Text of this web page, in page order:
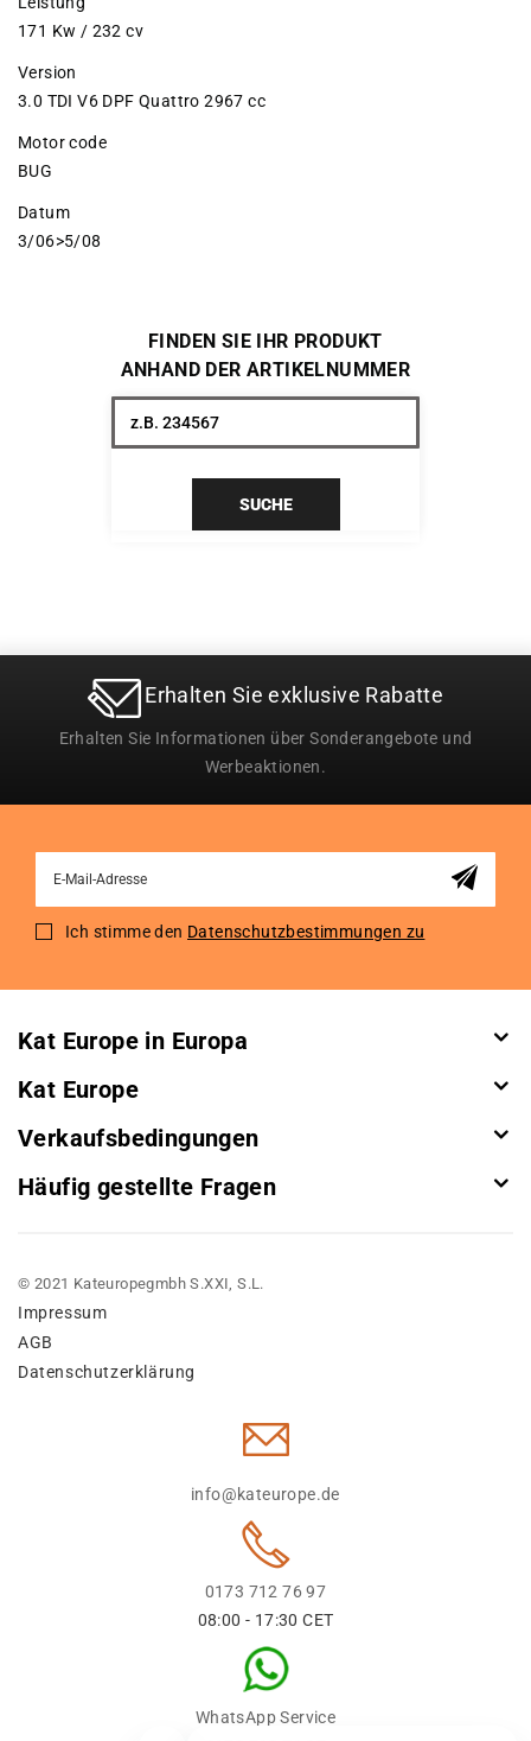
171 Kw / 232 cv
Version
3.0 TDI V6 DPF Quattro 2967 cc
Motor code
BUG
Datum
3/06>5/08
FINDEN SIE IHR PRODUKT
ANHAND DER ARTIKELNUMMER
SUCHE
Erhalten Sie exklusive Rabatte
Erhalten Sie Informationen über Sonderangebote und
Werbeaktionen.
for
Ich stimme den Datenschutzbestimmungen zu
Kat Europe in Europa
Kat Europe
Verkaufsbedingungen
Häufig gestellte Fragen
© 2021 Kateuropegmbh S.XXI, S.L.
Impressum
AGB
Datenschutzerklärung
info@kateurope.de
0173 712 76 97
08:00 - 17:30 CET
WhatsApp Service